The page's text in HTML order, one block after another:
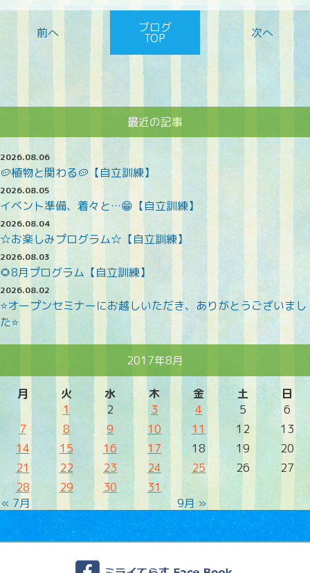
ブログ
TOP
最近の記事
2026.08.06
🥔植物と関わる🥔【自立訓練】
2026.08.05
イベント準備、着々と…😁【自立訓練】
2026.08.04
☆お楽しみプログラム☆【自立訓練】
2026.08.03
🌻8月プログラム【自立訓練】
2026.08.02
⭐オープンセミナーにお越しいただき、ありがとうございまし
た⭐
2017年8月
月 火 水 木 金 土 日
« 7月 9月 »
1 2 3 4 5
6
7
8 9 10 11 12
13
14
15 16 17 18 19
20
21
22 23 24 25 26
27
28
29 30 31